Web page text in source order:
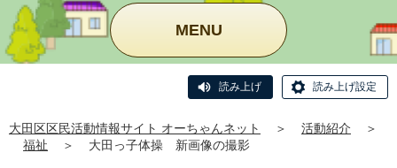
MENU
読み上げ 読み上げ設定
大田区区民活動情報サイト オーちゃんネット ＞ 活動紹介
＞
福祉
＞ 大田っ子体操 新画像の撮影